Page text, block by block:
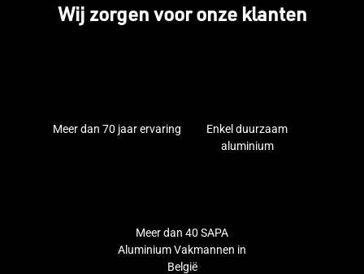
Wij zorgen voor onze klanten
Meer dan 70 jaar ervaring
Enkel duurzaam
aluminium
Meer dan 40 SAPA
Aluminium Vakmannen in
België